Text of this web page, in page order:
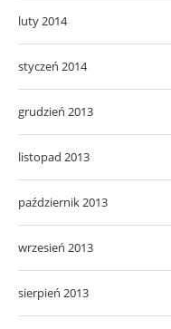
luty 2014
styczeń 2014
grudzień 2013
listopad 2013
październik 2013
wrzesień 2013
sierpień 2013